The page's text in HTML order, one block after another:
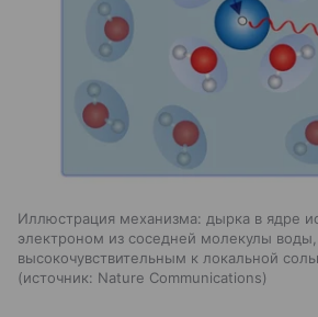
Иллюстрация механизма: дырка в ядре
электроном из соседней молекулы
высокочувствительным к локальной
источник: Nature Communications